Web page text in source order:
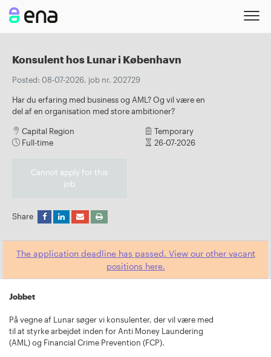
Konsulent hos Lunar i København
Posted: 08-07-2026, job nr. 202729
Har du erfaring med business og AML? Og vil være en
del af en organisation med store ambitioner?
Capital Region
Temporary
Full-time
26-07-2026
Cannot apply for this
job
Share
The application deadline has passed. View our other vacant
positions here.
Jobbet
På vegne af Lunar søger vi konsulenter, der vil være med
til at styrke arbejdet inden for Anti Money Laundering
(AML) og Financial Crime Prevention (FCP).